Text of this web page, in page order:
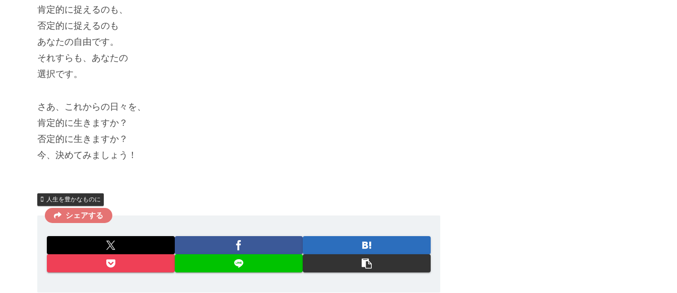
肯定的に捉えるのも、
否定的に捉えるのも
あなたの自由です。
それすらも、あなたの
選択です。
さあ、これからの日々を、
肯定的に生きますか？
否定的に生きますか？
今、決めてみましょう！
人生を豊かなものに
シェアする